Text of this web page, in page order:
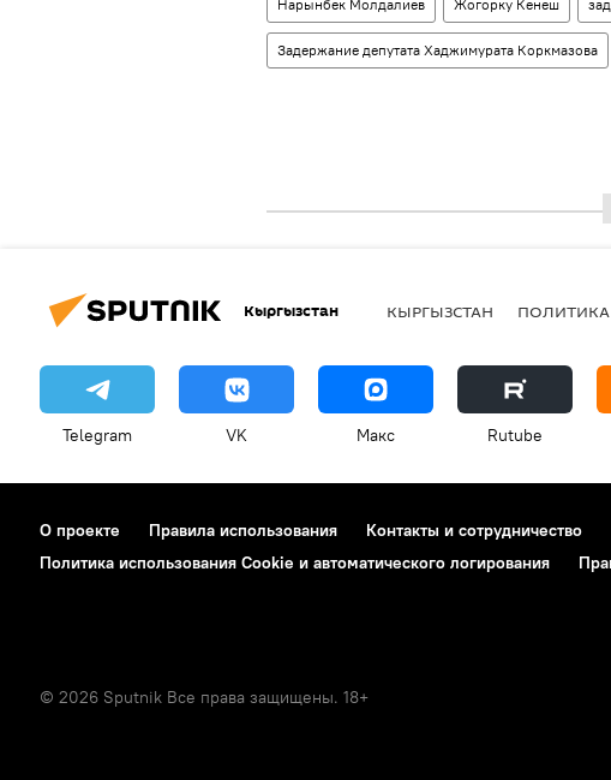
Нарынбек Молдалиев Жогорку Кенеш
Задержание депутата Хаджимурата Коркмазова
Кыргызстан КЫРГЫЗСТАН ПОЛИТИКА
Telegram VK Макс Rutube
О проекте Правила использования Контакты и сотрудничество
Политика использования Cookie и автоматического логирования
© 2026 Sputnik Все права защищены. 18+